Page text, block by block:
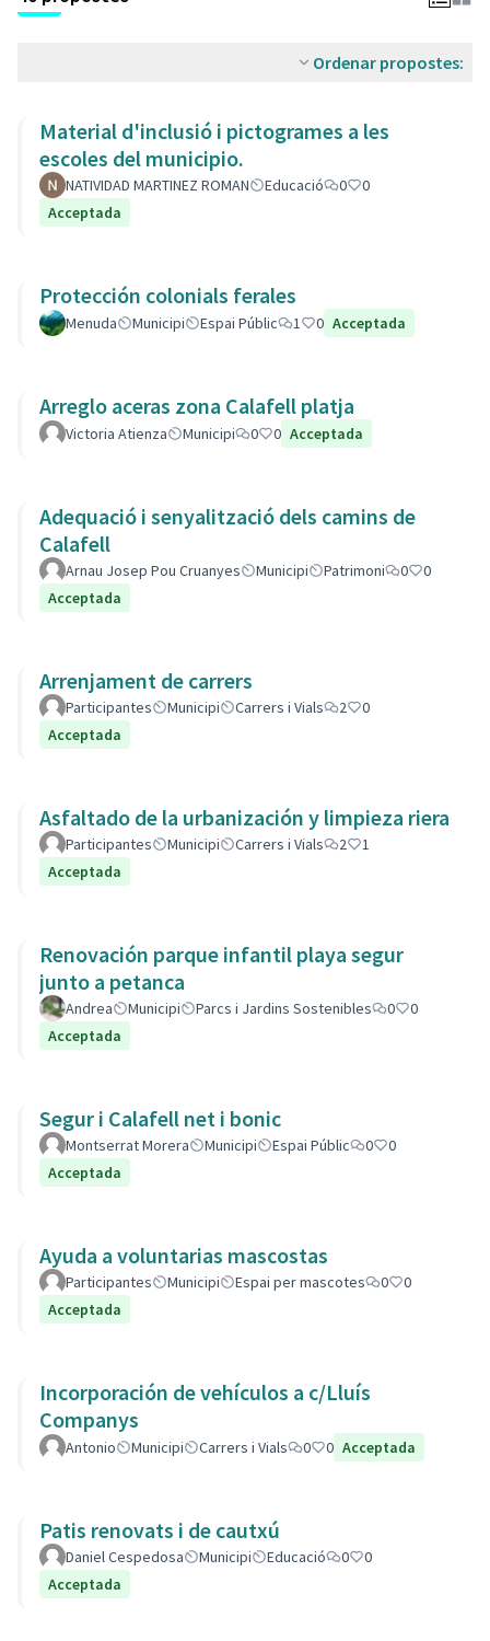
Ordenar propostes:
Material d'inclusió i pictogrames a les
escoles del municipio.
NATIVIDAD MARTINEZ ROMAN Educació 0
0
Acceptada
Protección colonials ferales
Menuda Municipi Espai Públic 1 0 Acceptada
Arreglo aceras zona Calafell platja
Victoria Atienza Municipi 0 0 Acceptada
Adequació i senyalització dels camins de
Calafell
Arnau Josep Pou Cruanyes Municipi Patrimoni 0
0
Acceptada
Arrenjament de carrers
Participantes Municipi Carrers i Vials 2
0
Acceptada
Asfaltado de la urbanización y limpieza riera
Participantes Municipi Carrers i Vials 2
1
Acceptada
Renovación parque infantil playa segur
junto a petanca
Andrea Municipi Parcs i Jardins Sostenibles 0
0
Acceptada
Segur i Calafell net i bonic
Montserrat Morera Municipi Espai Públic 0
0
Acceptada
Ayuda a voluntarias mascostas
Participantes Municipi Espai per mascotes 0
0
Acceptada
Incorporación de vehículos a c/Lluís
Companys
Antonio Municipi Carrers i Vials 0 0 Acceptada
Patis renovats i de cautxú
Daniel Cespedosa Municipi Educació 0
0
Acceptada